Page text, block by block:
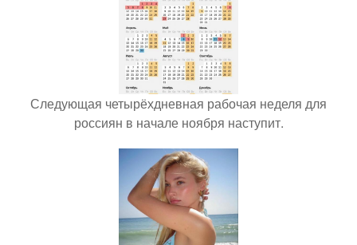
Следующая четырёхдневная рабочая неделя для
россиян в начале ноября наступит.